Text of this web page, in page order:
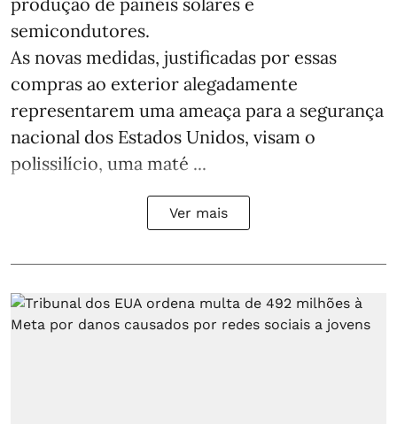
semicondutores.
As novas medidas, justificadas por essas
compras ao exterior alegadamente
representarem uma ameaça para a segurança
nacional dos Estados Unidos, visam o
polissilício, uma maté ...
Ver mais